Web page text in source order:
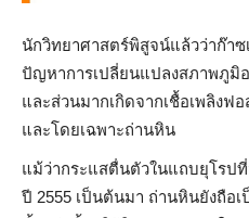
นักวิทยาศาสตร์พิสูจน์แล้วว่าก๊า
ปัญหาการเปลี่ยนแปลงสภาพภูมิอ
และส่วนมากเกิดจากเชื้อเพลิงฟ
และโดยเฉพาะถ่านหิน
แม้ว่ากระแสตื่นตัวในแถบยุโรป
ปี 2555 เป็นต้นมา ถ่านหินยังถือ